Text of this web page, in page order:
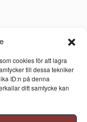
cookies för att lagra
till dessa tekniker
ID:n på denna
ditt samtycke kan